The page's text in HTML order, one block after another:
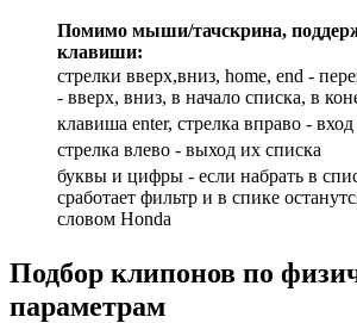
Помимо мыши/тачскрина,
клавиши:
стрелки вверх,вниз, home, end -
- вверх, вниз, в начало списка, в
клавиша enter, стрелка вправо -
cтрелка влево - выход их списка
буквы и цифры - если набрать в
сработает фильтр и в спике
словом Honda
Подбор клипонов по
параметрам